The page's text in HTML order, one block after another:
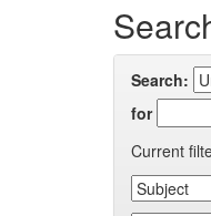
Search:
for
Current